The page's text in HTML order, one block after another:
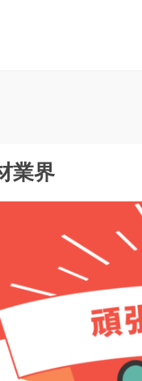
すメディア
業界